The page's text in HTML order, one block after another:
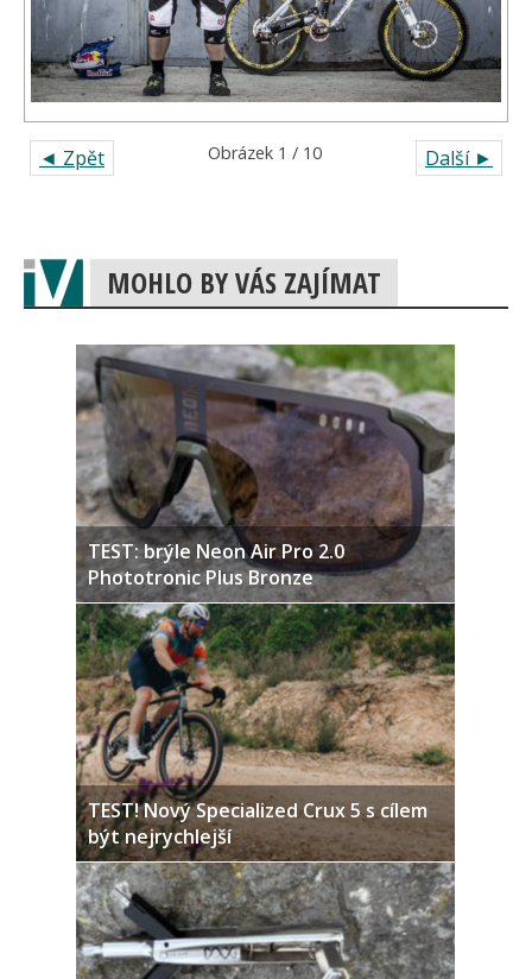
◄ Zpět Další ►
Obrázek 1 / 10
MOHLO BY VÁS ZAJÍMAT
TEST: brýle Neon Air Pro 2.0
Phototronic Plus Bronze
TEST! Nový Specialized Crux 5 s cílem
být nejrychlejší